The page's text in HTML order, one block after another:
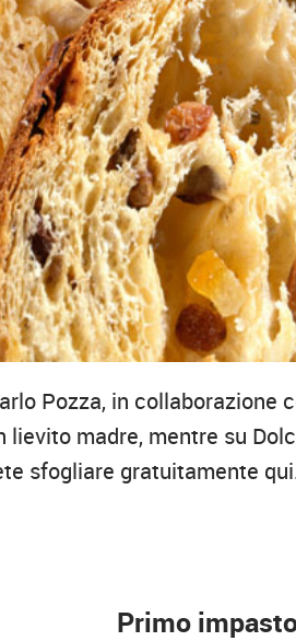
Pozza, in collaborazione
lievito madre, mentre su
sfogliare gratuitamente
Primo